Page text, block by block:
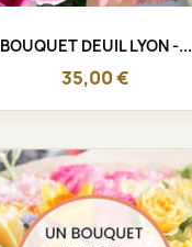
BOUQUET DEUIL LYON -...
35,00 €